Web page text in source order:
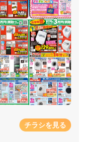
チラシを見る